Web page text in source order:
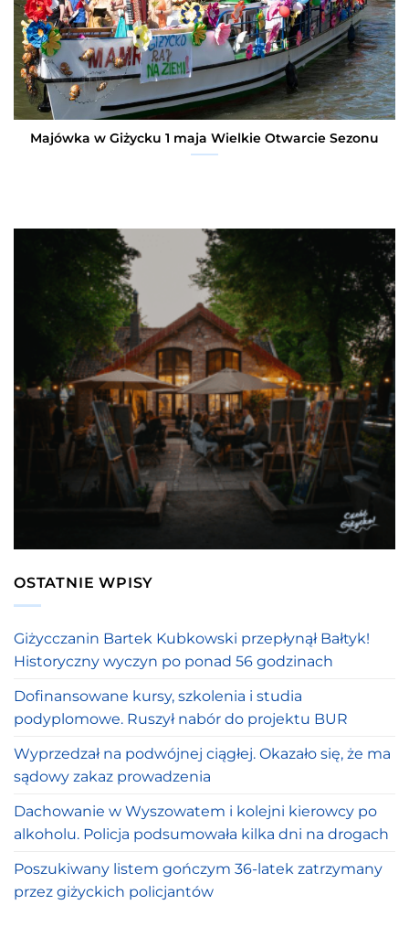
Majówka w Giżycku 1 maja Wielkie Otwarcie Sezonu
OSTATNIE WPISY
Giżycczanin Bartek Kubkowski przepłynął Bałtyk!
Historyczny wyczyn po ponad 56 godzinach
Dofinansowane kursy, szkolenia i studia
podyplomowe. Ruszył nabór do projektu BUR
Wyprzedzał na podwójnej ciągłej. Okazało się, że ma
sądowy zakaz prowadzenia
Dachowanie w Wyszowatem i kolejni kierowcy po
alkoholu. Policja podsumowała kilka dni na drogach
Poszukiwany listem gończym 36-latek zatrzymany
przez giżyckich policjantów